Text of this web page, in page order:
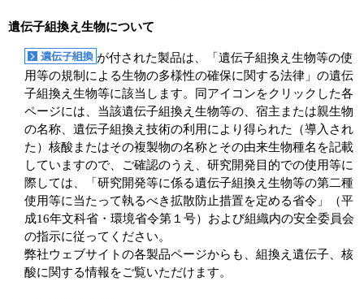
遺伝子組換え生物について
が付された製品は、「遺伝子組換え生物等の使
用等の規制による生物の多様性の確保に関する法律」の遺伝
子組換え生物等に該当します。同アイコンをクリックした各
ページには、当該遺伝子組換え生物等の、宿主または親生物
の名称、遺伝子組換え技術の利用により得られた（導入され
た）核酸またはその複製物の名称とその由来生物種名を記載
していますので、ご確認のうえ、研究開発目的での使用等に
際しては、「研究開発等に係る遺伝子組換え生物等の第二種
使用等に当たって執るべき拡散防止措置を定める省令」（平
成16年文科省・環境省令第１号）および組織内の安全委員会
の指示に従ってください。
弊社ウェブサイトの各製品ページからも、組換え遺伝子、核
酸に関する情報をご覧いただけます。